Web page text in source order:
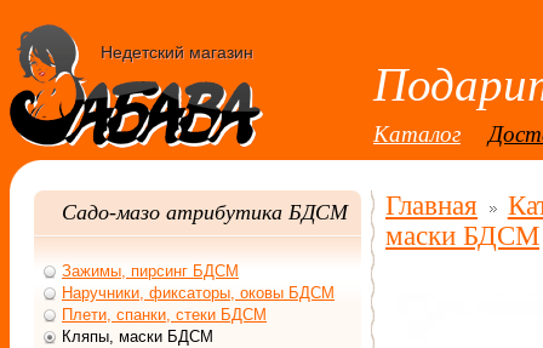
Недетский магазин
Каталог
Главная
маски БДСМ
Садо-мазо атрибутика БДСМ
Зажимы, пирсинг БДСМ
Наручники, фиксаторы, оковы БДСМ
Плети, спанки, стеки БДСМ
Кляпы, маски БДСМ